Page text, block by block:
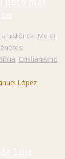
libro más
histórica: Mejor
, Cristianismo
Luis